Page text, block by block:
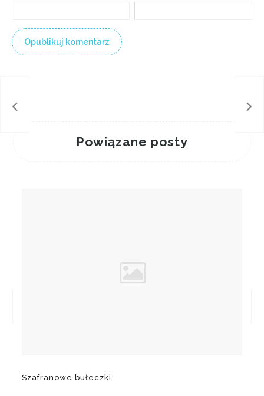
Powiązane posty
Szafranowe bułeczki